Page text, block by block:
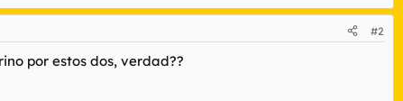
#2
por estos dos, verdad??